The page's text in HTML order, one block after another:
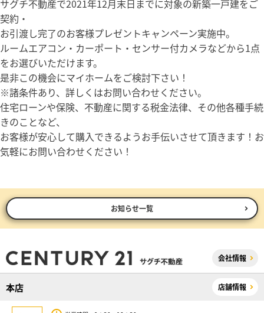
サグチ不動産で2021年12月末日までに対象の新築一戸建をご
契約・
お引渡し完了のお客様プレゼントキャンペーン実施中。
ルームエアコン・カーポート・センサー付カメラなどから1点
をお選びいただけます。
是非この機会にマイホームをご検討下さい！
※諸条件あり、詳しくはお問い合わせください。
住宅ローンや保険、不動産に関する税金法律、その他各種手続
きのことなど、
お客様が安心して購入できるようお手伝いさせて頂きます！お
気軽にお問い合わせください！
お知らせ一覧
会社情報
本店 店舗情報